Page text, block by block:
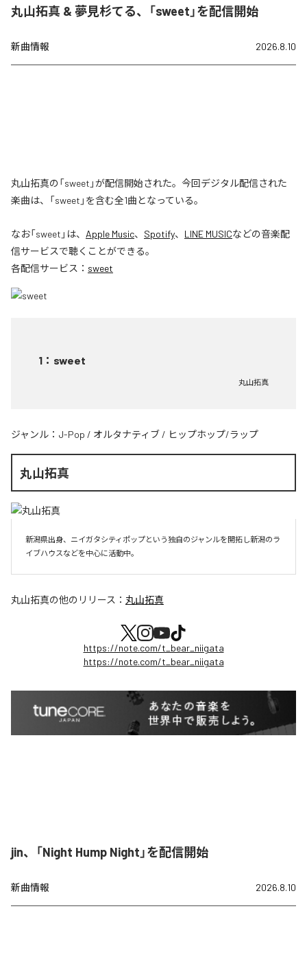
丸山拓真 & 夢見杉てる、「sweet」を配信開始
新曲情報 2026.8.10
丸山拓真の「sweet」が配信開始された。今回デジタル配信された
楽曲は、「sweet」を含む全1曲となっている。
なお「sweet 」は、 Apple Music、 Spotify、 LINE MUSICなどの音楽配
信サービスで聴くことができる。
各配信サービス： sweet
1 ： sweet
丸山拓真
ジャンル： J-Pop / オルタナティブ / ヒップホップ/ラップ
丸山拓真
新潟県出身、ニイガタシティポップという独自のジャンルを開拓し新潟のラ
イブハウスなどを中心に活動中。
丸山拓真の他のリリース： 丸山拓真
https://note.com/t_bear_niigata
https://note.com/t_bear_niigata
jin、「Night Hump Night」を配信開始
新曲情報 2026.8.10